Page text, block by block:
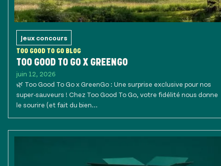
Jeux concours
TOO GOOD TO GO BLOG
TOO GOOD TO GO X GREENGO
juin 12, 2026
🌿 Too Good To Go x GreenGo : Une surprise exclusive pour nos
super-sauveurs ! Chez Too Good To Go, votre fidélité nous donne
le sourire (et fait du bien...